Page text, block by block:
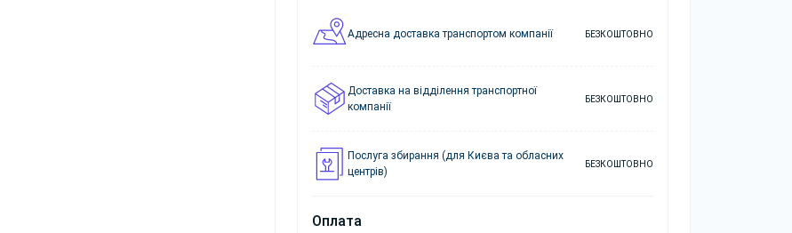
Адресна доставка транспортом компанії БЕЗКОШТОВНО
Доставка на відділення транспортної
компанії
БЕЗКОШТОВНО
Послуга збирання (для Києва та обласних
центрів)
БЕЗКОШТОВНО
Оплата